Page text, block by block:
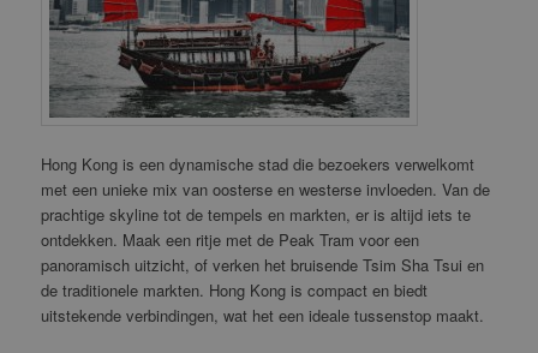
Hong Kong is een dynamische stad die bezoekers verwelkomt
met een unieke mix van oosterse en westerse invloeden. Van de
prachtige skyline tot de tempels en markten, er is altijd iets te
ontdekken. Maak een ritje met de Peak Tram voor een
panoramisch uitzicht, of verken het bruisende Tsim Sha Tsui en
de traditionele markten. Hong Kong is compact en biedt
uitstekende verbindingen, wat het een ideale tussenstop maakt.